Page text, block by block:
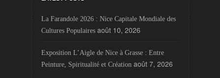
La Farandole 2026 : Nice Capitale Mondiale des
Cultures Populaires août 10, 2026
Exposition L’Aigle de Nice à Grasse : Entre
Peinture, Spiritualité et Création août 7, 2026